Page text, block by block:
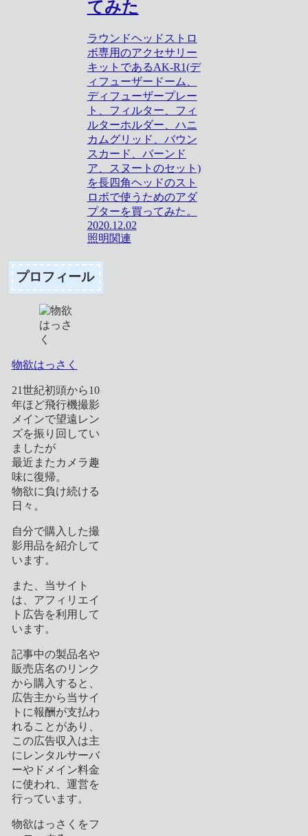
てみた
ラウンドヘッドストロ
ボ専用のアクセサリー
キットであるAK-R1(デ
ィフューザードーム、
ディフューザープレー
ト、フィルター、フィ
ルターホルダー、ハニ
カムグリッド、バウン
スカード、バーンド
ア、スヌートのセット)
を長四角ヘッドのスト
ロボで使うためのアダ
プターを買ってみた。
2020.12.02
照明関連
プロフィール
物欲はっさく
21世紀初頭から10
年ほど飛行機撮影
メインで望遠レン
ズを振り回してい
ましたが
最近またカメラ趣
味に復帰。
物欲に負け続ける
日々。
自分で購入した撮
影用品を紹介して
います。
また、当サイト
は、アフィリエイ
ト広告を利用して
います。
記事中の製品名や
販売店名のリンク
から購入すると、
広告主から当サイ
トに報酬が支払わ
れることがあり、
この広告収入は主
にレンタルサーバ
ーやドメイン料金
に使われ、運営を
行っています。
物欲はっさくをフ